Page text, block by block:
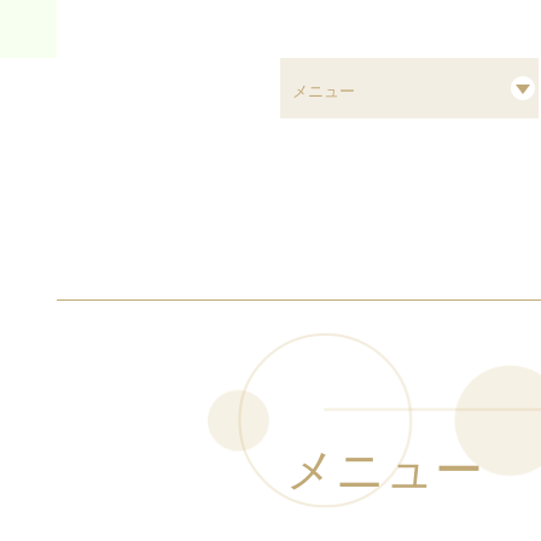
メニュー
メニュー